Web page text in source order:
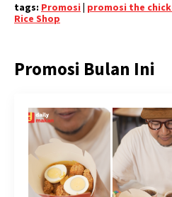
tags: Promosi promosi the
Rice Shop
Promosi Bulan Ini